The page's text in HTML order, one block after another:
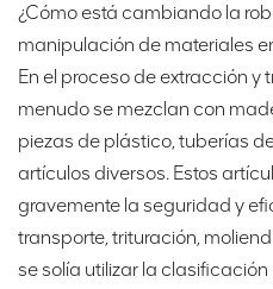
¿Cómo está cambiando la
manipulación de materiales
En el proceso de extracción y
menudo se mezclan con
piezas de plástico, tuberías
artículos diversos. Estos
gravemente la seguridad y
transporte, trituración,
se solía utilizar la